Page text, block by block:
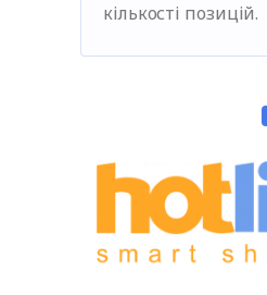
кількості позицій.